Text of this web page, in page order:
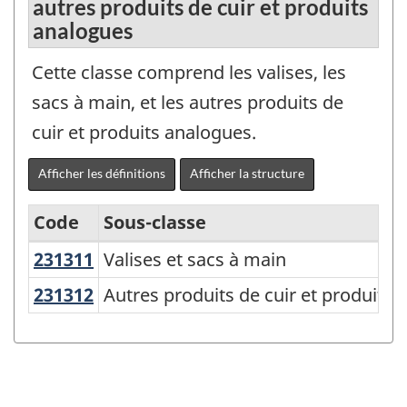
autres produits de cuir et produits
analogues
Cette classe comprend les valises, les
sacs à main, et les autres produits de
cuir et produits analogues.
Afficher les définitions Afficher la structure
Système
de
Code
Sous-classe
231311 Valises et sacs à main
Valises et sacs à main
231312 Autres produits de cuir et
Autres produits de cuir et produits